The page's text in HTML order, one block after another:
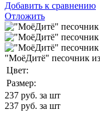
Добавить к сравнению
Отложить
"МоёДитё" песочник
Цвет:
Размер:
237 руб. за шт
237 руб. за шт